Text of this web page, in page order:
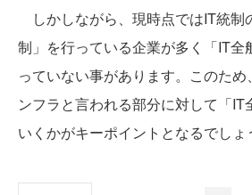
しかしながら、現時点ではIT統制
制」を行っている企業が多く「IT全
っていない事があります。このため
ンフラと言われる部分に対して「IT
いくかがキーポイントとなるでしょ